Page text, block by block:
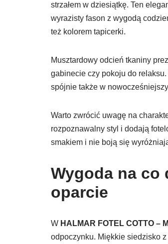
strzałem w dziesiątkę. Ten
wyrazisty fason z wygodą
też kolorem tapicerki.
Musztardowy odcień tkaniny
gabinecie czy pokoju do
spójnie także w
Warto zwrócić uwagę na
rozpoznawalny styl i dodają
smakiem i nie boją się
Wygoda na co
oparcie
W HALMAR FOTEL COTTO –
odpoczynku. Miękkie siedzisko z